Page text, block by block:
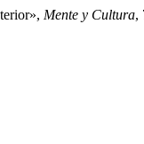
Mente y Cultura,